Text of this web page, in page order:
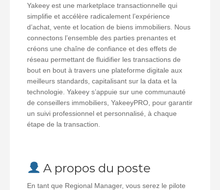
Yakeey est une marketplace transactionnelle qui
simplifie et accélère radicalement l’expérience
d’achat, vente et location de biens immobiliers. Nous
connectons l’ensemble des parties prenantes et
créons une chaîne de confiance et des effets de
réseau permettant de fluidifier les transactions de
bout en bout à travers une plateforme digitale aux
meilleurs standards, capitalisant sur la data et la
technologie. Yakeey s’appuie sur une communauté
de conseillers immobiliers, YakeeyPRO, pour garantir
un suivi professionnel et personnalisé, à chaque
étape de la transaction.
A propos du poste
En tant que Regional Manager, vous serez le pilote